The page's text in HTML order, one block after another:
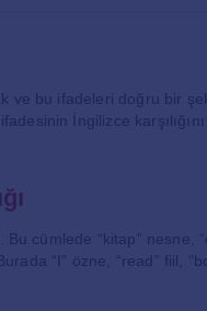
ve bu ifadeleri doğru bir
İngilizce karşılığını
cümlede “kitap” nesne,
“I” özne, “read” fiil,